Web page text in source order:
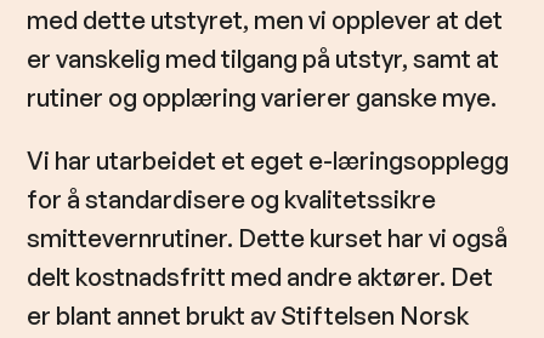
med dette utstyret, men vi opplever at det
er vanskelig med tilgang på utstyr, samt at
rutiner og opplæring varierer ganske mye.
Vi har utarbeidet et eget e-læringsopplegg
for å standardisere og kvalitetssikre
smittevernrutiner. Dette kurset har vi også
delt kostnadsfritt med andre aktører. Det
er blant annet brukt av Stiftelsen Norsk